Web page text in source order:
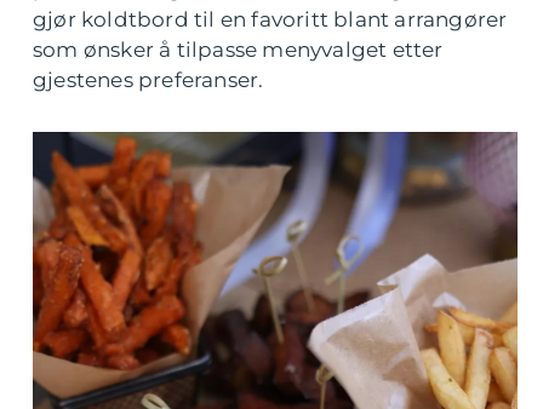
gjør koldtbord til en favoritt blant arrangører
som ønsker å tilpasse menyvalget etter
gjestenes preferanser.